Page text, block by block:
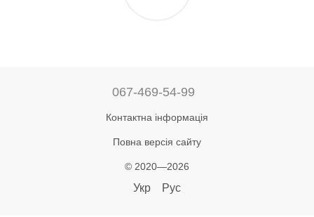
067-469-54-99
Контактна інформація
Повна версія сайту
© 2020—2026
Укр Рус